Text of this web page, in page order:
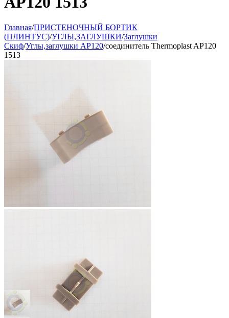
Главная/ПРИСТЕНОЧНЫЙ БОРТИК
(ПЛИНТУС)/УГЛЫ,ЗАГЛУШКИ/Заглушки
Скиф/Углы,заглушки АР120/соединитель Thermoplast AP120
1513